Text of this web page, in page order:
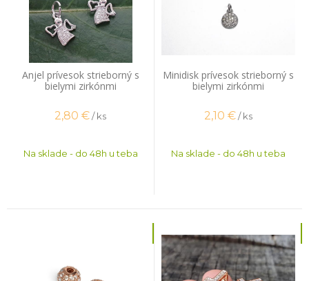
Anjel prívesok strieborný s
bielymi zirkónmi
2,80 €/ ks
Na sklade - do 48h u teba
Minidisk prívesok strieborný s
bielymi zirkónmi
2,10 €/ ks
Na sklade - do 48h u teba